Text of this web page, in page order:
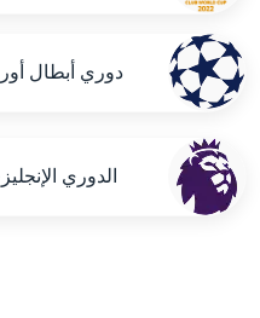
دوري أبطال
الدوري